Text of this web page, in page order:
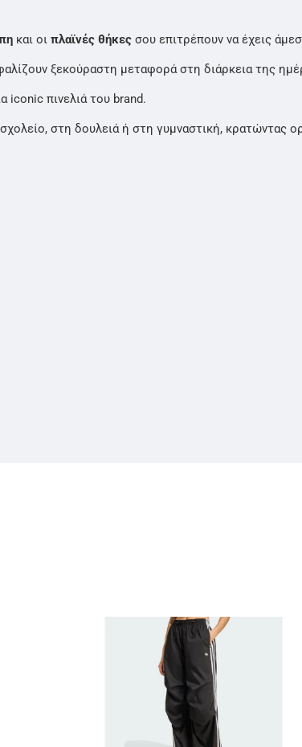
και οι πλαϊνές θήκες σου επιτρέπουν να έχεις
ξεκούραστη μεταφορά στη διάρκεια της
iconic πινελιά του brand.
στη δουλειά ή στη γυμναστική, κρατώντας